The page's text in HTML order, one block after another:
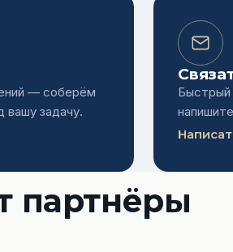
— соберём
вашу задачу.
партнёры